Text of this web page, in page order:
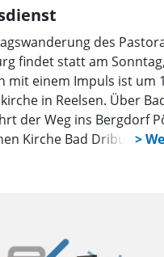
des
findet statt am
mit einem Impuls ist um
in Reelsen. Über
der Weg ins Bergdorf
Kirche Bad Driburgs.
sind herzlich eingeladen,